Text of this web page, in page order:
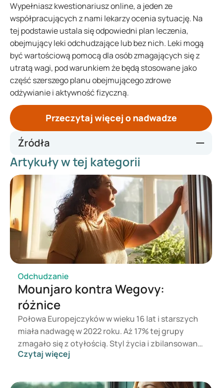
Wypełniasz kwestionariusz online, a jeden ze
współpracujących z nami lekarzy ocenia sytuację. Na
tej podstawie ustala się odpowiedni plan leczenia,
obejmujący leki odchudzające lub bez nich. Leki mogą
być wartościową pomocą dla osób zmagających się z
utratą wagi, pod warunkiem że będą stosowane jako
część szerszego planu obejmującego zdrowe
odżywianie i aktywność fizyczną.
Przeczytaj więcej o nadwadze
Źródła
https://www.brownhealth.org/be-well/facts-and-fictions-
about-weight-loss-medications
https://www.radboudumc.nl/nieuws/2024/vijf-vragen-
over-afslankmedicijnen-beantwoord-door-het-
radboudumc
https://www.healthline.com/health-news/wegovy-
zepbound-myths-debunked
https://www.niddk.nih.gov/health-information/weight-
management/prescription-medications-treat-overweight-
obesity
Artykuły w tej kategorii
Odchudzanie
Mounjaro kontra Wegovy:
różnice
Połowa Europejczyków w wieku 16 lat i starszych
miała nadwagę w 2022 roku. Aż 17% tej grupy
zmagało się z otyłością. Styl życia i zbilansowana
dieta to podstawa zdrowej masy ciała, ale jeśli to
farmakologiczne. Mounjaro zostało stworzone do
Czytaj więcej